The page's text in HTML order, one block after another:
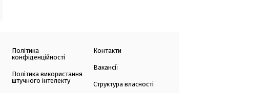
Політика
конфіденційності
Політика використання
штучного інтелекту
Контакти
Вакансії
Структура власності